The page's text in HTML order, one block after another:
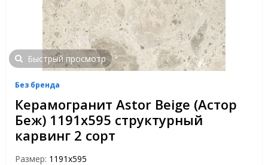
Быстрый просмотр
Без бренда
Керамогранит Astor Beige (Астор
Беж) 1191х595 структурный
карвинг 2 сорт
Размер: 1191x595